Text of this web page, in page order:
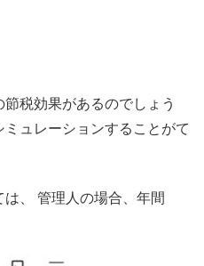
税効果があるのでしょう
ミュレーションすることがて
、 管理人の場合、年間